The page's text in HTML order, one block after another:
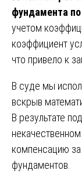
фундамента по
учетом
коэффициент
что привело к
В суде мы
вскрыв
В результате
компенсацию
фундаментов.